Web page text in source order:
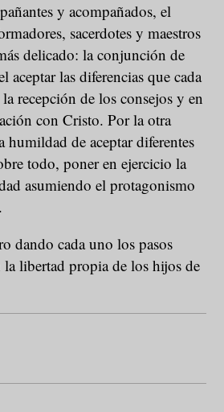
y acompañados, el
sacerdotes y maestros
delicado: la conjunción de
aceptar las diferencias que cada
recepción de los consejos y en
con Cristo. Por la otra
humildad de aceptar diferentes
todo, poner en ejercicio la
asumiendo el protagonismo
dando cada uno los pasos
la libertad propia de los hijos de